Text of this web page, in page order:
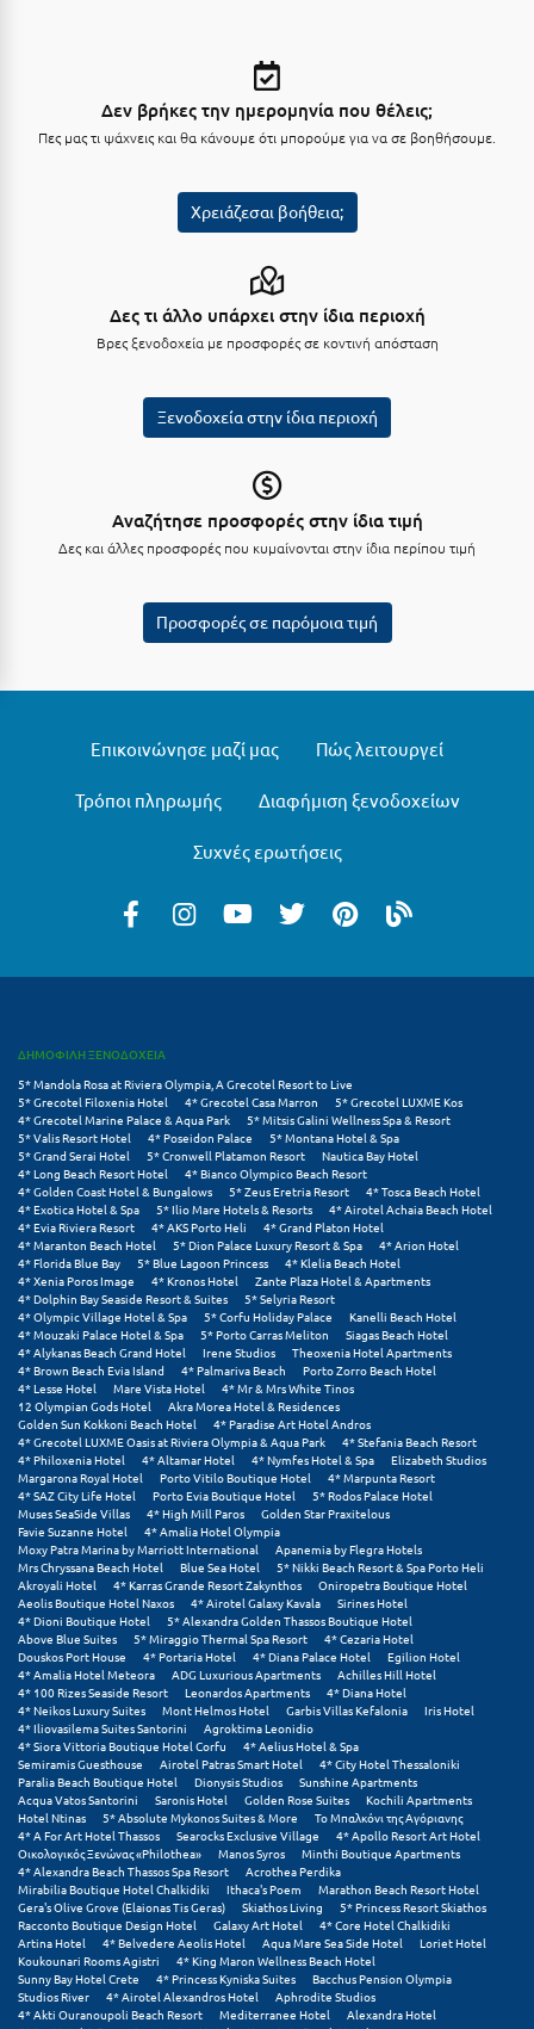
Παραλία Κατερίνης
Παραλία Λιτοχώρου
Παύλιανη
Πειραιάς
Πόρος
Πόρτο Χέλι
Πρέβεζα
Πύλος
Πύργος
Ρ
Ρέθυμνο
Ρίο
Ρόδος
Σ
Σαλαμίνα
Σαμοθράκη
Σάμος
Σαντορίνη
Σέριφος
Σέρρες
Σιθωνία
Σίκινος
Σίφνος
Σκαφιδιά Ηλείας
Σκιάθος
Δεν βρήκες την ημερομηνία που θέλεις;
Πες μας τι ψάχνεις και θα κάνουμε ότι μπορούμε για να σε βοηθήσουμε.
Χρειάζεσαι βοήθεια;
Δες τι άλλο υπάρχει στην ίδια περιοχή
Βρες ξενοδοχεία με προσφορές σε κοντινή απόσταση
Ξενοδοχεία στην ίδια περιοχή
Αναζήτησε προσφορές στην ίδια τιμή
Δες και άλλες προσφορές που κυμαίνονται στην ίδια περίπου τιμή
Προσφορές σε παρόμοια τιμή
Επικοινώνησε μαζί μας Πώς λειτουργεί
Τρόποι πληρωμής Διαφήμιση ξενοδοχείων
Συχνές ερωτήσεις
ΔΗΜΟΦΙΛΗ ΞΕΝΟΔΟΧΕΙΑ
5* Mandola Rosa at Riviera Olympia, A Grecotel Resort to Live
5* Grecotel Filoxenia Hotel
4* Grecotel Casa Marron
5* Grecotel LUXME Kos
4* Grecotel Marine Palace & Aqua Park
5* Mitsis Galini Wellness Spa & Resort
5* Valis Resort Hotel
4* Poseidon Palace
5* Montana Hotel & Spa
5* Grand Serai Hotel
5* Cronwell Platamon Resort
Nautica Bay Hotel
4* Long Beach Resort Hotel
4* Bianco Olympico Beach Resort
4* Golden Coast Hotel & Bungalows
5* Zeus Eretria Resort
4* Tosca Beach Hotel
4* Exotica Hotel & Spa
5* Ilio Mare Hotels & Resorts
4* Airotel Achaia Beach Hotel
4* Evia Riviera Resort
4* AKS Porto Heli
4* Grand Platon Hotel
4* Maranton Beach Hotel
5* Dion Palace Luxury Resort & Spa
4* Arion Hotel
4* Florida Blue Bay
5* Blue Lagoon Princess
4* Klelia Beach Hotel
4* Xenia Poros Image
4* Kronos Hotel
Zante Plaza Hotel & Apartments
4* Dolphin Bay Seaside Resort & Suites
5* Selyria Resort
4* Olympic Village Hotel & Spa
5* Corfu Holiday Palace
Kanelli Beach Hotel
4* Mouzaki Palace Hotel & Spa
5* Porto Carras Meliton
Siagas Beach Hotel
4* Alykanas Beach Grand Hotel
Irene Studios
Theoxenia Hotel Apartments
4* Brown Beach Evia Island
4* Palmariva Beach
Porto Zorro Beach Hotel
4* Lesse Hotel
Mare Vista Hotel
4* Mr & Mrs White Tinos
12 Olympian Gods Hotel
Akra Morea Hotel & Residences
Golden Sun Kokkoni Beach Hotel
4* Paradise Art Hotel Andros
4* Grecotel LUXME Oasis at Riviera Olympia & Aqua Park
4* Stefania Beach Resort
4* Philoxenia Hotel
4* Altamar Hotel 4* Nymfes Hotel & Spa
Elizabeth Studios
Margarona Royal Hotel
Porto Vitilo Boutique Hotel
4* Marpunta Resort
4* SAZ City Life Hotel
Porto Evia Boutique Hotel
5* Rodos Palace Hotel
Muses SeaSide Villas
4* High Mill Paros
Golden Star Praxitelous
Favie Suzanne Hotel
4* Amalia Hotel Olympia
Moxy Patra Marina by Marriott International
Apanemia by Flegra Hotels
Mrs Chryssana Beach Hotel
Blue Sea Hotel
5* Nikki Beach Resort & Spa Porto Heli
Akroyali Hotel
4* Karras Grande Resort Zakynthos
Oniropetra Boutique Hotel
Aeolis Boutique Hotel Naxos
4* Airotel Galaxy Kavala
Sirines Hotel
4* Dioni Boutique Hotel
5* Alexandra Golden Thassos Boutique Hotel
Above Blue Suites
5* Miraggio Thermal Spa Resort
4* Cezaria Hotel
Douskos Port House
4* Portaria Hotel 4* Diana Palace Hotel
Egilion Hotel
4* Amalia Hotel Meteora
ADG Luxurious Apartments
Achilles Hill Hotel
4* 100 Rizes Seaside Resort
Leonardos Apartments
4* Diana Hotel
4* Neikos Luxury Suites
Mont Helmos Hotel Garbis Villas Kefalonia
Iris Hotel
4* Iliovasilema Suites Santorini
Agroktima Leonidio
4* Siora Vittoria Boutique Hotel Corfu
4* Aelius Hotel & Spa
Semiramis Guesthouse
Airotel Patras Smart Hotel
4* City Hotel Thessaloniki
Paralia Beach Boutique Hotel
Dionysis Studios
Sunshine Apartments
Acqua Vatos Santorini
Saronis Hotel Golden Rose Suites
Kochili Apartments
Hotel Ntinas
5* Absolute Mykonos Suites & More
Το Μπαλκόνι της Αγόριανης
4* A For Art Hotel Thassos
Searocks Exclusive Village
4* Apollo Resort Art Hotel
Οικολογικός Ξενώνας «Philothea»
Manos Syros
Minthi Boutique Apartments
4* Alexandra Beach Thassos Spa Resort
Acrothea Perdika
Mirabilia Boutique Hotel Chalkidiki
Ithaca's Poem
Marathon Beach Resort Hotel
Gera's Olive Grove (Elaionas Tis Geras)
Skiathos Living
5* Princess Resort Skiathos
Racconto Boutique Design Hotel
Galaxy Art Hotel
4* Core Hotel Chalkidiki
Artina Hotel
4* Belvedere Aeolis Hotel Aqua Mare Sea Side Hotel
Loriet Hotel
Koukounari Rooms Agistri
4* King Maron Wellness Beach Hotel
Sunny Bay Hotel Crete
4* Princess Kyniska Suites
Bacchus Pension Olympia
Studios River
4* Airotel Alexandros Hotel
Aphrodite Studios
4* Akti Ouranoupoli Beach Resort
Mediterranee Hotel
Alexandra Hotel